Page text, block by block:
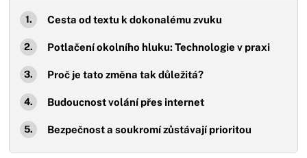
Cesta od textu k dokonalému zvuku
Potlačení okolního hluku: Technologie v praxi
Proč je tato změna tak důležitá?
Budoucnost volání přes internet
Bezpečnost a soukromí zůstávají prioritou